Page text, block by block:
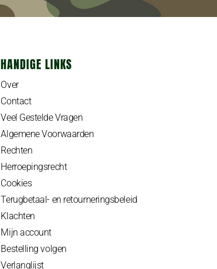
HANDIGE LINKS
Over
Contact
Veel Gestelde Vragen
Algemene Voorwaarden
Rechten
Herroepingsrecht
Cookies
Terugbetaal- en retourneringsbeleid
Klachten
Mijn account
Bestelling volgen
Verlanglijst